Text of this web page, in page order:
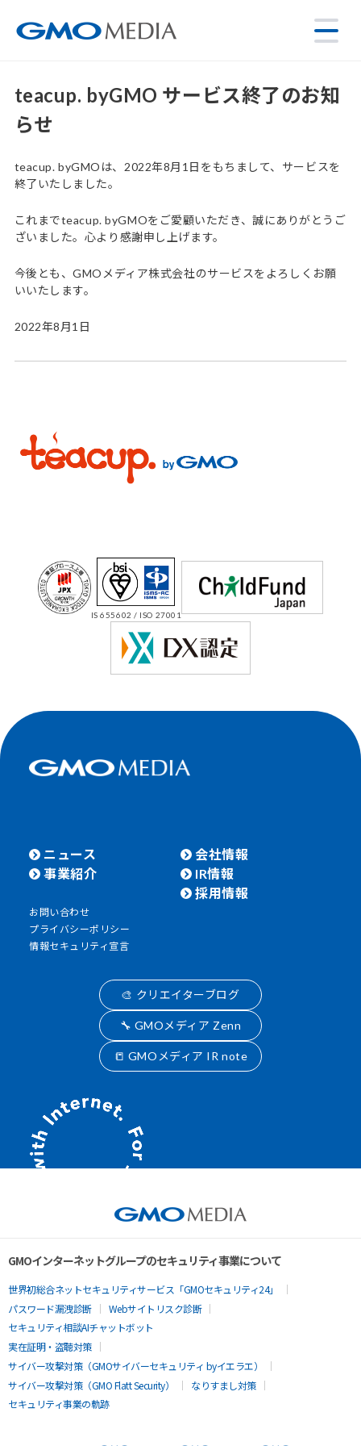
teacup. byGMO サービス終了のお知
らせ
teacup. byGMOは、2022年8月1日をもちまして、サービスを
終了いたしました。
これまでteacup. byGMOをご愛顧いただき、誠にありがとうご
ざいました。心より感謝申し上げます。
今後とも、GMOメディア株式会社のサービスをよろしくお願
いいたします。
2022年8月1日
IS 655602 / ISO 27001
ニュース
事業紹介
会社情報
IR情報
採用情報
お問い合わせ
プライバシーポリシー
情報セキュリティ宣言
🎨 クリエイターブログ
🔧 GMOメディア Zenn
📒 GMOメディア IR note
GMOインターネットグループのセキュリティ事業について
世界初総合ネットセキュリティサービス「GMOセキュリティ24」
パスワード漏洩診断
Webサイトリスク診断
セキュリティ相談AIチャットボット
実在証明・盗聴対策
サイバー攻撃対策（GMOサイバーセキュリティ byイエラエ）
サイバー攻撃対策（GMO Flatt Security）
なりすまし対策
セキュリティ事業の軌跡